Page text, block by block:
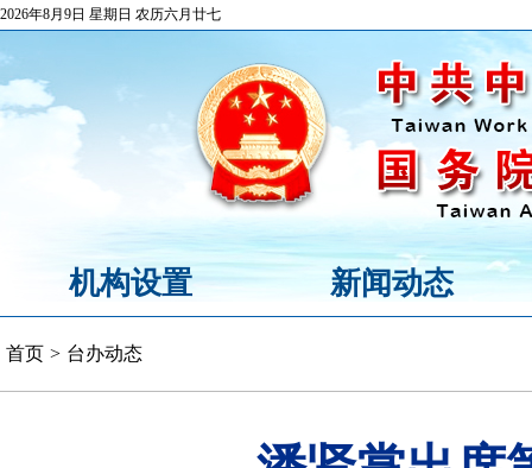
2026年8月9日 星期日 农历六月廿七
机构设置 新闻动态
首页 > 台办动态